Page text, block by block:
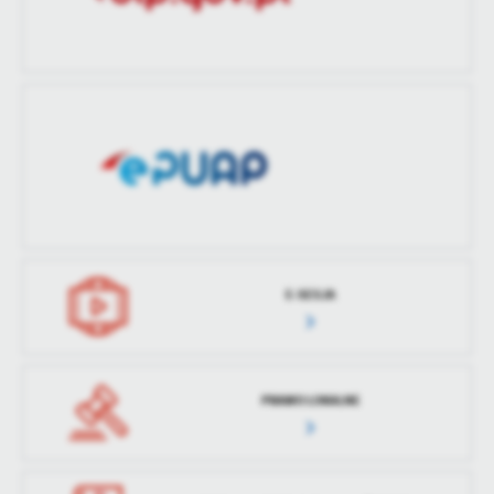
treści w postaci wiadomości, ofert, komunikatów mediów
E-SESJA
PRAWO LOKALNE